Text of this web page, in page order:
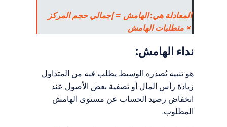
المعادلة هي: الهامش = إجمالي حجم المركز
× متطلبات الهامش
نداء الهامش:
هو تنبيه يُصدره الوسيط يطلب فيه من المتداول
زيادة رأس المال أو تصفية بعض الأصول عند
انخفاض رصيد الحساب عن مستوى الهامش
المطلوب.